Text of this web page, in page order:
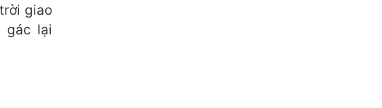
giao
gác lại